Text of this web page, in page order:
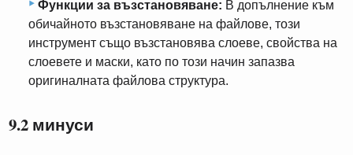
Функции за възстановяване: В допълнение към
обичайното възстановяване на файлове, този
инструмент също възстановява слоеве, свойства на
слоевете и маски, като по този начин запазва
оригиналната файлова структура.
9.2 минуси